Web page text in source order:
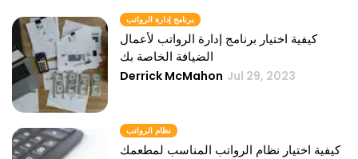
برنامج إدارة الرواتب
كيفية اختيار برنامج إدارة الرواتب لأعمال
الضيافة الخاصة بك
Derrick McMahon Jul 29, 2023
نظام الرواتب
كيفية اختيار نظام الرواتب المناسب لمطعمك